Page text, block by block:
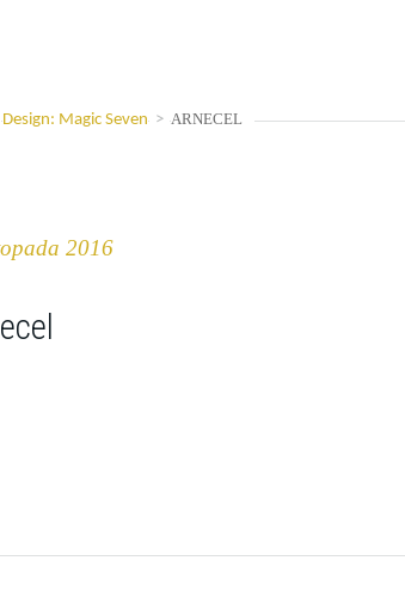
Design: Magic Seven > ARNECEL
2016